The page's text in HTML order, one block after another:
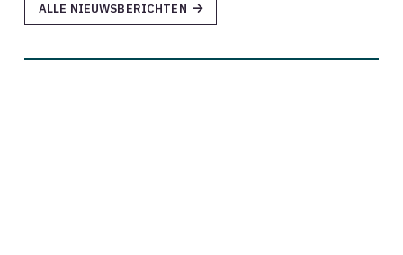
ALLE NIEUWSBERICHTEN